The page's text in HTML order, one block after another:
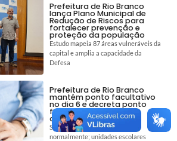
Prefeitura de Rio Branco
lança Plano Municipal de
Redução de Riscos para
fortalecer prevenção e
proteção da população
Estudo mapeia 87 áreas vulneráveis da
capital e amplia a capacidade da
Defesa
Prefeitura de Rio Branco
mantém ponto facultativo
no dia 6 e decreta ponto
facultativo para 7 de
agosto
Serviços essenciais funcionarão
normalmente; unidades escolares